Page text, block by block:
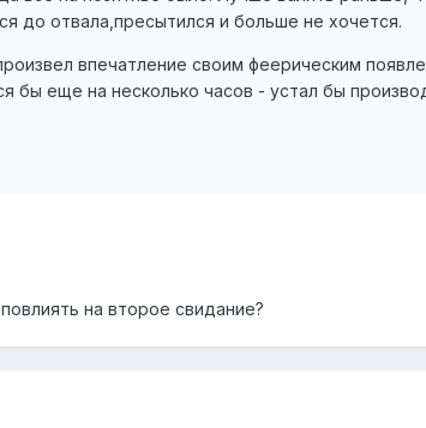
до отвала,пресытился и больше не хочется.
впечатление своим феерическим
бы еще на несколько часов - устал бы
на второе свидание?